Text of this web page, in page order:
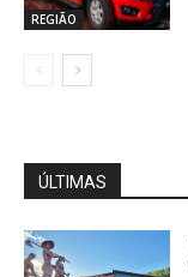
REGIÃO
ÚLTIMAS